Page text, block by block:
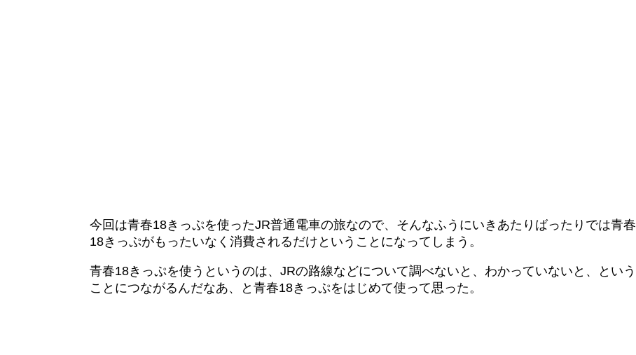
今回は青春18きっぷを使ったJR普通電車の旅なので、そんなふうにいきあたりばったりでは青春
18きっぷがもったいなく消費されるだけということになってしまう。
青春18きっぷを使うというのは、JRの路線などについて調べないと、わかっていないと、という
ことにつながるんだなあ、と青春18きっぷをはじめて使って思った。